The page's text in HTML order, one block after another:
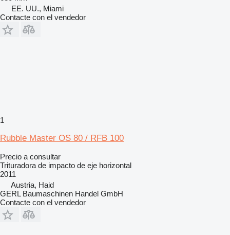
EE. UU., Miami
Contacte con el vendedor
1
Rubble Master OS 80 / RFB 100
Precio a consultar
Trituradora de impacto de eje horizontal
2011
Austria, Haid
GERL Baumaschinen Handel GmbH
Contacte con el vendedor